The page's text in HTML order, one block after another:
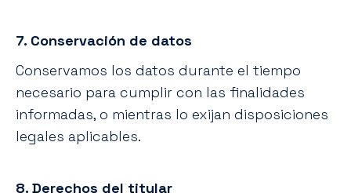
7. Conservación de datos
Conservamos los datos durante el tiempo
necesario para cumplir con las finalidades
informadas, o mientras lo exijan disposiciones
legales aplicables.
8. Derechos del titular